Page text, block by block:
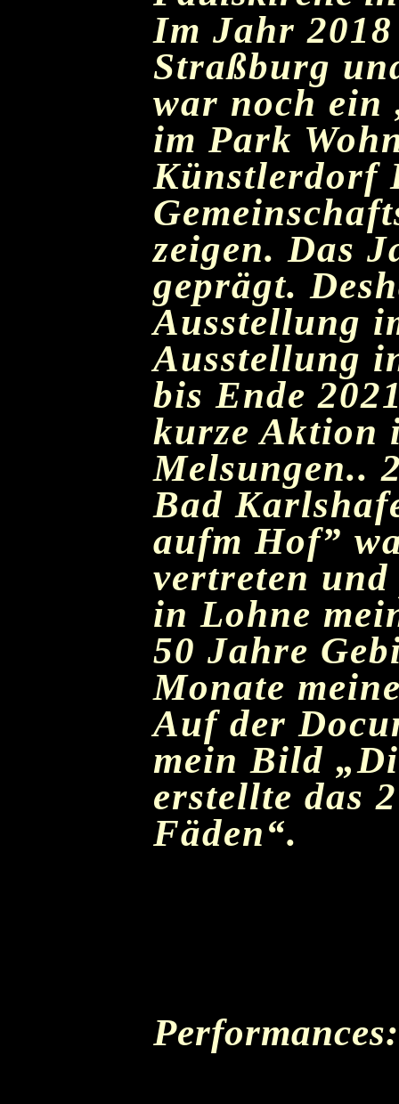
Im Jahr
Straßburg
war noch
im Park
Künstlerdorf
zeigen. Das
geprägt.
Ausstellung
Ausstellung
bis Ende
kurze Aktion
Melsungen..
Bad
aufm Hof”
vertreten
in Lohne
50 Jahre
Monate
Auf der
mein Bild
erstellte das
Fäden“.
Performances: